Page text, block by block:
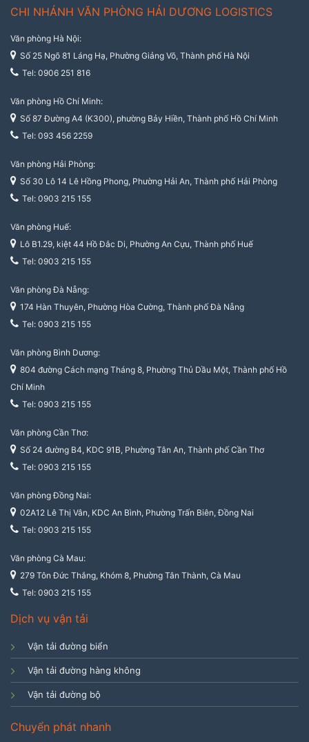
CHI NHÁNH VĂN PHÒNG HẢI DƯƠNG LOGISTICS
Văn phòng Hà Nội:
Số 25 Ngõ 81 Láng Hạ, Phường Giảng Võ, Thành phố Hà Nội
Tel: 0906 251 816
Văn phòng Hồ Chí Minh:
Số 87 Đường A4 (K300), phường Bảy Hiền, Thành phố Hồ Chí Minh
Tel: 093 456 2259
Văn phòng Hải Phòng:
Số 30 Lô 14 Lê Hồng Phong, Phường Hải An, Thành phố Hải Phòng
Tel: 0903 215 155
Văn phòng Huế:
Lô B1.29, kiệt 44 Hồ Đắc Di, Phường An Cựu, Thành phố Huế
Tel: 0903 215 155
Văn phòng Đà Nẵng:
174 Hàn Thuyên, Phường Hòa Cường, Thành phố Đà Nẵng
Tel: 0903 215 155
Văn phòng Bình Dương:
804 đường Cách mạng Tháng 8, Phường Thủ Dầu Một, Thành phố Hồ
Chí Minh
Tel: 0903 215 155
Văn phòng Cần Thơ:
Số 24 đường B4, KDC 91B, Phường Tân An, Thành phố Cần Thơ
Tel: 0903 215 155
Văn phòng Đồng Nai:
02A12 Lê Thị Vân, KDC An Bình, Phường Trấn Biên, Đồng Nai
Tel: 0903 215 155
Văn phòng Cà Mau:
279 Tôn Đức Thắng, Khóm 8, Phường Tân Thành, Cà Mau
Tel: 0903 215 155
Dịch vụ vận tải
Vận tải đường biển
Vận tải đường hàng không
Vận tải đường bộ
Chuyển phát nhanh